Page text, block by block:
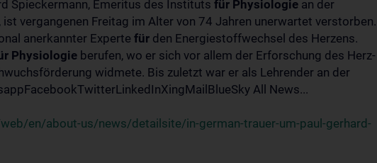
Spieckermann, Emeritus des Instituts für Physiologie an der
vergangenen Freitag im Alter von 74 Jahren unerwartet verstorben.
anerkannter Experte für den Energiestoffwechsel des Herzens.
Physiologie berufen, wo er sich vor allem der Erforschung des Herz-
widmete. Bis zuletzt war er als Lehrender an der
All News...
en/about-us/news/detailsite/in-german-trauer-um-paul-gerhard-